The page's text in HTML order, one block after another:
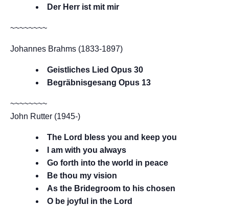
Der Herr ist mit mir
~~~~~~~~
Johannes Brahms (1833-1897)
Geistliches Lied Opus 30
Begräbnisgesang Opus 13
~~~~~~~~
John Rutter (1945-)
The Lord bless you and keep you
I am with you always
Go forth into the world in peace
Be thou my vision
As the Bridegroom to his chosen
O be joyful in the Lord